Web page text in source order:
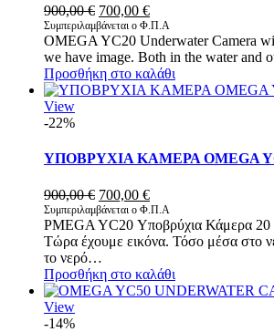
900,00€ Original
price
was:
900,00 €.
700,00 €Η
τρέχουσα
τιμή
είναι:
700,00 €.
Συμπεριλαμβάνεται ο Φ.Π.Α
OMEGA YC20 Underwater Camera
we have image. Both in the water and
Προσθήκη στο καλάθι
View
-22%
ΥΠΟΒΡΥΧΙΑ ΚΑΜΕΡΑ OMEGA
900,00€ Original
price
was:
900,00 €.
700,00 €Η
τρέχουσα
τιμή
είναι:
Συμπεριλαμβάνεται ο Φ.Π.Α
PMEGA YC20 Υποβρύχια Κάμερα
Τώρα έχουμε εικόνα. Τόσο μέσα στο
το νερό…
Προσθήκη στο καλάθι
View
-14%